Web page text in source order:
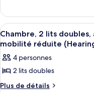
chambre :
Chambre,
2
lits
doubles,
accessible
aux
Chambre,
lits
doubles,
aux
personnes
mobilité
Afficher
toutes
les
photos
pour
ce
7
Chambre, 2 lits doubles,
mobilité réduite
4 personnes
2 lits doubles
Plus de détails
Plus